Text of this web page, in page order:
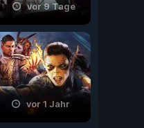
vor 9 Tage
vor 1 Jahr